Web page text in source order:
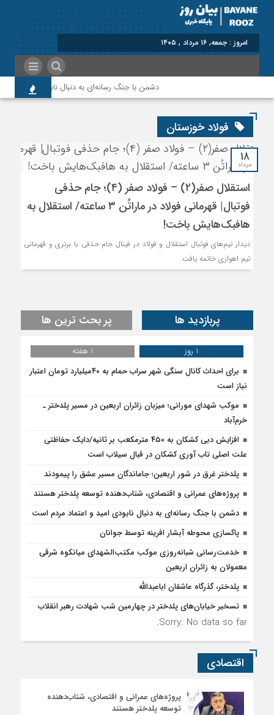
امروز : جمعه, ۱۶ مرداد , ۱۴۰۵
دشمن با جنگ رسانه‌ای به دنبال نابودی امید و
فولاد خوزستان
۱۸
مرداد
استقلال صفر(۲) – فولاد صفر (۴)؛ جام حذفی
فوتبال| قهرمانی فولاد در ماراتُن ۳ ساعته/ استقلال به
هافبک‌هایش باخت!
دیدار تیم‌های فوتبال استقلال و فولاد در فینال جام حذفی با برتری و قهرمانی
تیم اهوازی خاتمه یافت.
پربازدید ها پر بحث ترین ها
1 روز
1 هفته
برای احداث کانال سنگی شهر سراب حمام به ۴۰میلیارد تومان اعتبار
نیاز است
موکب شهدای مورانی؛ میزبان زائران اربعین در مسیر پلدختر ـ
خرم‌آباد
افزایش دبی کشکان به ۴۵۰ مترمکعب بر ثانیه/دایک حفاظتی
علت اصلی تاب آوری کشکان در قبال سیلاب است
پلدختر غرق در شور اربعین؛ جاماندگان مسیر عشق را پیمودند
پروژه‌های عمرانی و اقتصادی، شتاب‌دهنده توسعه پلدختر هستند
دشمن با جنگ رسانه‌ای به دنبال نابودی امید و اعتماد مردم است
پاکسازی محوطه آبشار افرینه توسط جوانان
خدمت‌رسانی شبانه‌روزی موکب مکتب‌الشهدای میانکوه شرقی
معمولان به زائران اربعین
پلدختر، گذرگاه عاشقان اباعبدالله
تسخیر خیابان‌های پلدختر در چهارمین شب شهادت رهبر انقلاب
Sorry. No data so far.
اقتصادی
پروژه‌های عمرانی و اقتصادی، شتاب‌دهنده
توسعه پلدختر هستند